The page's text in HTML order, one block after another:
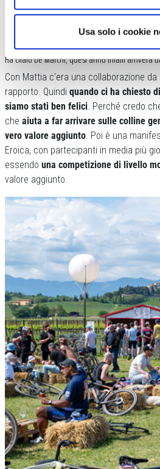
Usa solo i cookie
Un piccolo evento per circa un
iniziare bene la stagione.
Ha citato De Marchi, quest’anno infatti arriverà
Con Mattia c’era una collaborazione
rapporto. Quindi quando ci ha chiesto
siamo stati ben felici. Perché credo
che aiuta a far arrivare sulle colline
vero valore aggiunto. Poi è una
Eroica, con partecipanti in media più
essendo una competizione di livello
valore aggiunto.